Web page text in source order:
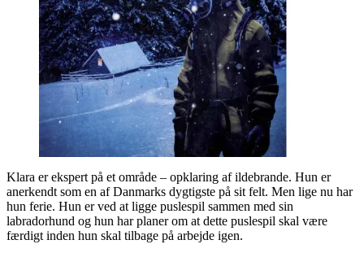
Klara er ekspert på et område – opklaring af ildebrande. Hun er
anerkendt som en af Danmarks dygtigste på sit felt. Men lige nu har
hun ferie. Hun er ved at ligge puslespil sammen med sin
labradorhund og hun har planer om at dette puslespil skal være
færdigt inden hun skal tilbage på arbejde igen.